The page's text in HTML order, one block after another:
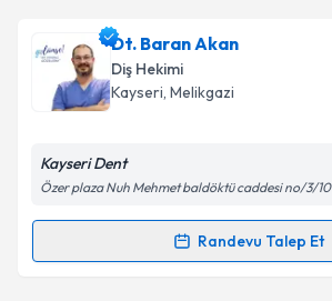
Dt. Baran Akan
Diş Hekimi
Kayseri, Melikgazi
Kayseri Dent
Özer plaza Nuh Mehmet baldöktü caddesi no/3/10
Randevu Talep Et
Randevu Takvimi Talebi